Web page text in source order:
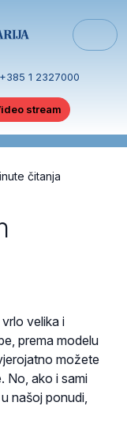
+385 1 2327000
stream
čitanja
velika i
prema modelu
možete
No, ako i sami
našoj ponudi,